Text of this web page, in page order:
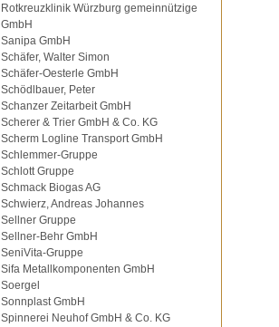
Rotkreuzklinik Würzburg gemeinnützige
GmbH
Sanipa GmbH
Schäfer, Walter Simon
Schäfer-Oesterle GmbH
Schödlbauer, Peter
Schanzer Zeitarbeit GmbH
Scherer & Trier GmbH & Co. KG
Scherm Logline Transport GmbH
Schlemmer-Gruppe
Schlott Gruppe
Schmack Biogas AG
Schwierz, Andreas Johannes
Sellner Gruppe
Sellner-Behr GmbH
SeniVita-Gruppe
Sifa Metallkomponenten GmbH
Soergel
Sonnplast GmbH
Spinnerei Neuhof GmbH & Co. KG